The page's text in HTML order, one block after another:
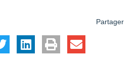
Partager